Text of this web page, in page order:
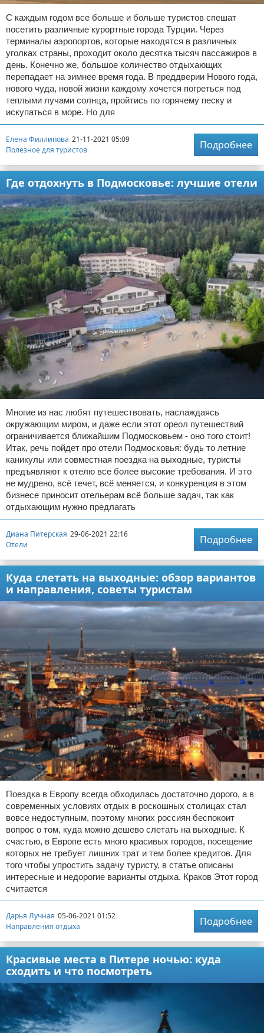
С каждым годом все больше и больше туристов спешат
посетить различные курортные города Турции. Через
терминалы аэропортов, которые находятся в различных
уголках страны, проходит около десятка тысяч пассажиров в
день. Конечно же, большое количество отдыхающих
перепадает на зимнее время года. В преддверии Нового года,
нового чуда, новой жизни каждому хочется погреться под
теплыми лучами солнца, пройтись по горячему песку и
искупаться в море. Но для
Елена Филлипова 21-11-2021 05:09
Полезное для туристов
Подробнее
Где отдохнуть в Подмосковье: лучшие отели
Многие из нас любят путешествовать, наслаждаясь
окружающим миром, и даже если этот ореол путешествий
ограничивается ближайшим Подмосковьем - оно того стоит!
Итак, речь пойдет про отели Подмосковья: будь то летние
каникулы или совместная поездка на выходные, туристы
предъявляют к отелю все более высокие требования. И это
не мудрено, всё течет, всё меняется, и конкуренция в этом
бизнесе приносит отельерам всё больше задач, так как
отдыхающим нужно предлагать
Диана Питерская 29-06-2021 22:16
Отели
Подробнее
Куда слетать на выходные: обзор вариантов
и направления, советы туристам
Поездка в Европу всегда обходилась достаточно дорого, а в
современных условиях отдых в роскошных столицах стал
вовсе недоступным, поэтому многих россиян беспокоит
вопрос о том, куда можно дешево слетать на выходные. К
счастью, в Европе есть много красивых городов, посещение
которых не требует лишних трат и тем более кредитов. Для
того чтобы упростить задачу туристу, в статье описаны
интересные и недорогие варианты отдыха. Краков Этот город
считается
Дарья Лучная 05-06-2021 01:52
Направления отдыха
Подробнее
Красивые места в Питере ночью: куда
сходить и что посмотреть